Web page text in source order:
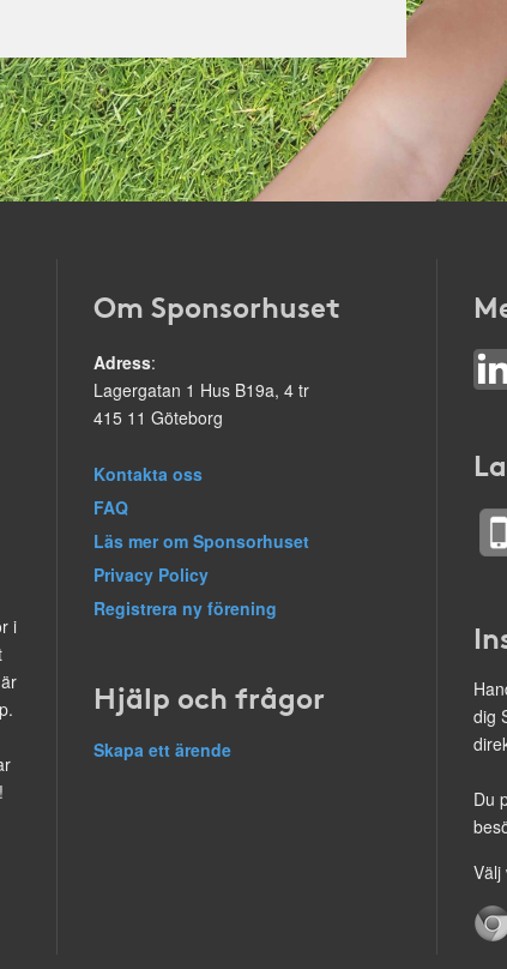
i
Om Sponsorhuset
Adress:
Lagergatan 1 Hus B19a, 4 tr
415 11 Göteborg
Kontakta oss
FAQ
Läs mer om Sponsorhuset
Privacy Policy
Registrera ny förening
Hjälp och frågor
Skapa ett ärende
dig
Du
Välj